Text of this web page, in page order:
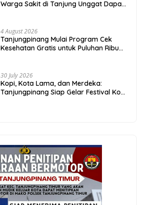
Warga Sakit di Tanjung Unggat Dapat
4 August 2026
Tanjungpinang Mulai Program Cek
Kesehatan Gratis untuk Puluhan Ribu
30 July 2026
Kopi, Kota Lama, dan Merdeka:
Tanjungpinang Siap Gelar Festival Kopi